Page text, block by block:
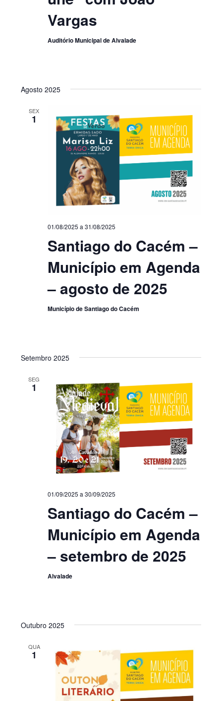
Vargas
Auditório Municipal de Alvalade
Agosto 2025
SEX
1
Santiago do Cacém –
Município em Agenda
– agosto de 2025
01/08/2025 a 31/08/2025
Município de Santiago do Cacém
Setembro 2025
SEG
1
Santiago do Cacém –
Município em Agenda
– setembro de 2025
01/09/2025 a 30/09/2025
Alvalade
Outubro 2025
QUA
1